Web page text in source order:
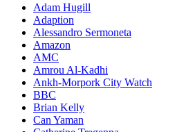
Adam Hugill
Adaption
Alessandro Sermoneta
Amazon
AMC
Amrou Al-Kadhi
Ankh-Morpork City Watch
BBC
Brian Kelly
Can Yaman